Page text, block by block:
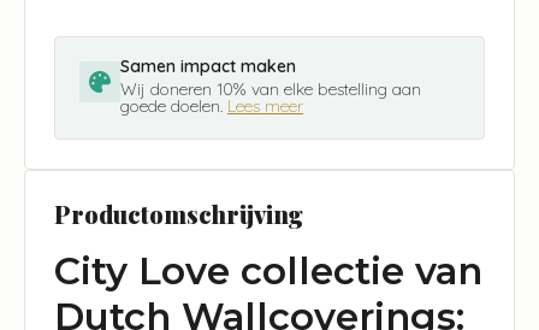
Samen impact maken
Wij doneren 10% van elke bestelling aan
goede doelen. Lees meer
Productomschrijving
City Love collectie van
Dutch Wallcoverings: